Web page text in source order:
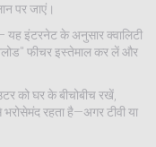
पर जाएं।
यह इंटरनेट के अनुसार क्वालिटी
फीचर इस्तेमाल कर लें और
को घर के बीचोबीच रखें,
रहता है—अगर टीवी या